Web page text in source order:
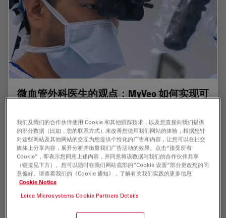
微血管外科医生的观点：MyVeo 如何实现可
在这篇文章中，耳鼻喉科医生、头颈部整形外科医生 Andrew
T. Huang 博士（医学博士、FACS）分享了使用徕卡微系统公
司 MyVeo 头戴显示器进行数字 3D 手术可视化如何改变他的
临床实践。对于微血管和神经修复手术，他讨论了如何在手术
过程中以舒适放松的姿势帮助自己集中注意力、进行训练并与
手术室团队合作。手术可视化显示器还可与手术室无缝集成。
了解数字 3D…
文章 整形外科
我们及我们的合作伙伴使用 Cookie 和其他跟踪技术，以及您直接向我们提供
的部分数据（比如，您的联系方式）来改善您使用我们网站的体验，根据您针
对这些网站及其他网站的交互为您提供个性化的广告和内容，让您可以在社交
媒体上分享内容，展开分析并衡量我们广告活动的效果。点击“接受所有
Cookie”，即表示您同意上述内容，并同意将该数据与我们的合作伙伴共享
（链接见下方）。您可以随时在我们网站底部的“Cookie 设置”部分更改您的同
意偏好。请查看我们的《Cookie 通知》，了解有关我们实践的更多信息
Cookie Notice
Leica Microsystems Cookie Partners Details